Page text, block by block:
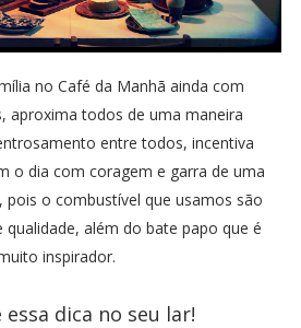
no Café da Manhã ainda com
aproxima todos de uma maneira
entre todos, incentiva
o dia com coragem e garra de uma
o combustível que usamos são
além do bate papo que é
inspirador.
essa dica no seu lar!